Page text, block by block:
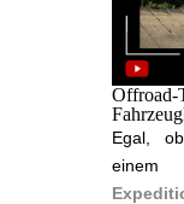
Egal,